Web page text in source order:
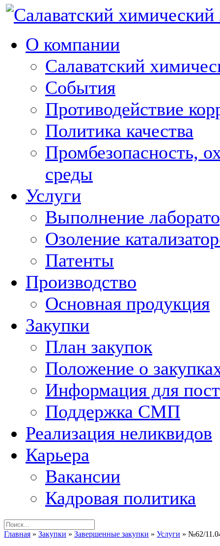
О компании
Салаватский
События
Противодействие
Политика качества
Промбезопасность,
среды
Услуги
Выполнение
Озоление
Патенты
Производство
Основная продукция
Закупки
План закупок
Положение о
Информация для
Поддержка СМП
Реализация неликвидов
Карьера
Вакансии
Кадровая политика
Главная » Закупки » Завершенные закупки » Услуги » №62/